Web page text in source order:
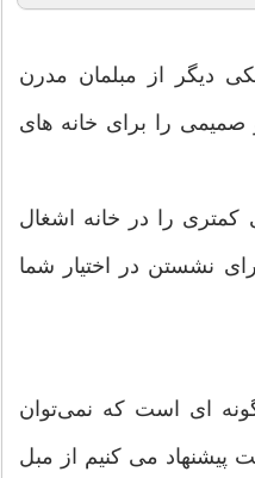
دیگر از مبلمان مدرن
را برای خانه های
را در خانه اشغال
نشستن در اختیار شما
ای است که نمی‌توان
پیشنهاد می کنیم از مبل